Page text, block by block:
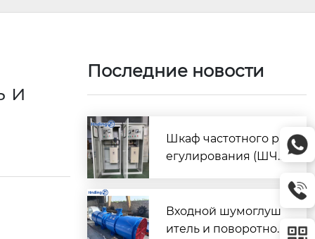
и
Последние новости
Шкаф частотного р
егулирования (ШЧ
ext{ кВт}$
Входной шумоглуш
итель и поворотно-